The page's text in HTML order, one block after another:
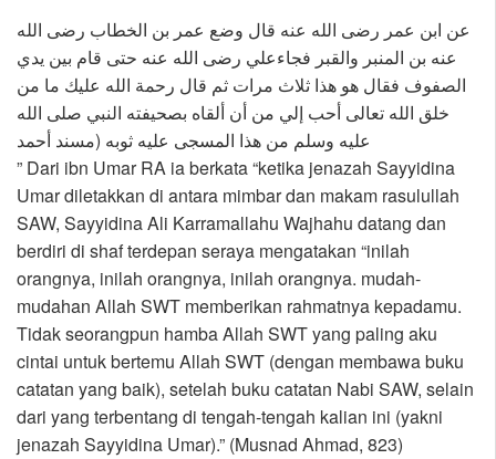
عن ابن عمر رضى الله عنه قال وضع عمر بن الخطاب رضى الله
عنه بن المنبر والقبر فجاءعلي رضى الله عنه حتى قام بين يدي
الصفوف فقال هو هذا ثلاث مرات ثم قال رحمة الله عليك ما من
خلق الله تعالى أحب إلي من أن ألقاه بصحيفته النبي صلى الله
عليه وسلم من هذا المسجى عليه ثوبه (مسند أحمد
” Dari ibn Umar RA ia berkata “ketika jenazah Sayyidina
Umar diletakkan di antara mimbar dan makam rasulullah
SAW, Sayyidina Ali Karramallahu Wajhahu datang dan
berdiri di shaf terdepan seraya mengatakan “inilah
orangnya, inilah orangnya, inilah orangnya. mudah-
mudahan Allah SWT memberikan rahmatnya kepadamu.
Tidak seorangpun hamba Allah SWT yang paling aku
cintai untuk bertemu Allah SWT (dengan membawa buku
catatan yang baik), setelah buku catatan Nabi SAW, selain
dari yang terbentang di tengah-tengah kalian ini (yakni
jenazah Sayyidina Umar).” (Musnad Ahmad, 823)